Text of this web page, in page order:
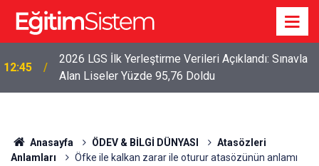
12:45
2026 LGS İlk Yerleştirme Verileri Açıklandı: Sınavla
Alan Liseler Yüzde 95,76 Doldu
Anasayfa ÖDEV & BİLGİ DÜNYASI
Atasözleri
Anlamları
Öfke ile kalkan zarar ile oturur atasözünün anlamı